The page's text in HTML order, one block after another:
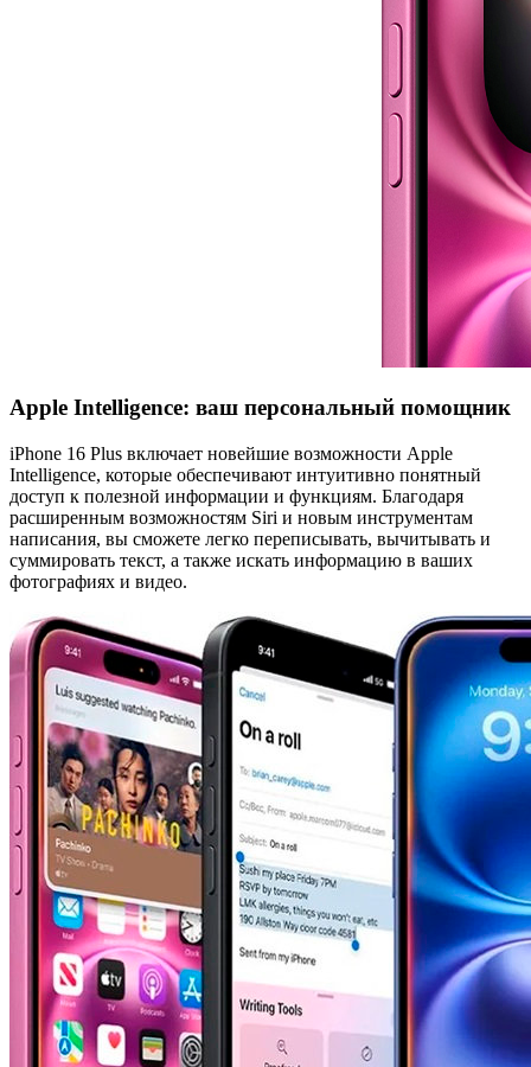
Apple Intelligence: ваш персональный помощник
iPhone 16 Plus включает новейшие возможности Apple
Intelligence, которые обеспечивают интуитивно понятный
доступ к полезной информации и функциям. Благодаря
расширенным возможностям Siri и новым инструментам
написания, вы сможете легко переписывать, вычитывать и
суммировать текст, а также искать информацию в ваших
фотографиях и видео.